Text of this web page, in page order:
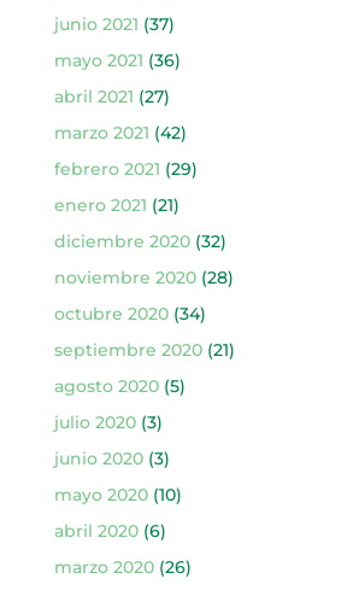
junio 2021 (37)
mayo 2021 (36)
abril 2021 (27)
marzo 2021 (42)
febrero 2021 (29)
enero 2021 (21)
diciembre 2020(32)
noviembre 2020(28)
octubre 2020(34)
septiembre 2020(21)
agosto 2020(5)
julio 2020(3)
junio 2020(3)
mayo 2020(10)
abril 2020(6)
marzo 2020(26)